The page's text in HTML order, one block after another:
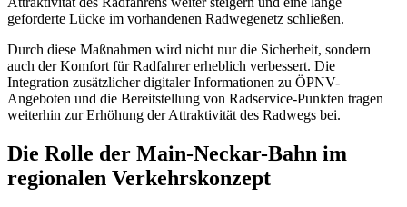
geforderte Lücke im vorhandenen Radwegenetz schließen.
Durch diese Maßnahmen wird nicht nur die Sicherheit, sondern
auch der Komfort für Radfahrer erheblich verbessert. Die
Integration zusätzlicher digitaler Informationen zu ÖPNV-
Angeboten und die Bereitstellung von Radservice-Punkten tragen
weiterhin zur Erhöhung der Attraktivität des Radwegs bei.
Die Rolle der Main-Neckar-Bahn im
regionalen Verkehrskonzept